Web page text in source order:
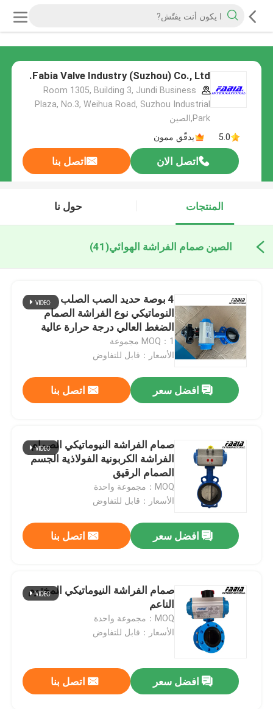
Fabia Valve Industry (Suzhou) Co., Ltd.
Room 1305, Building 3, Jundi Business
Plaza, No.3, Weihua Road, Suzhou Industrial
Park,الصين
5.0
يدقّق ممون
اتصل الان اتصل بنا
المنتجات حول نا
الصين صمام الفراشة الهوائي(41)
4 بوصة حديد الصب الصلب
النوماتيكي نوع الفراشة الصمام
الضغط العالي درجة حرارة عالية
MOQ：1 مجموعة
الأسعار：قابل للتفاوض
افضل سعر اتصل بنا
صمام الفراشة النيوماتيكي الصمام
الفراشة الكربونية الفولاذية الجسم
الصمام الرقيق
MOQ：مجموعة واحدة
الأسعار：قابل للتفاوض
افضل سعر اتصل بنا
صمام الفراشة النيوماتيكي المختوم
الناعم
MOQ：مجموعة واحدة
الأسعار：قابل للتفاوض
افضل سعر اتصل بنا